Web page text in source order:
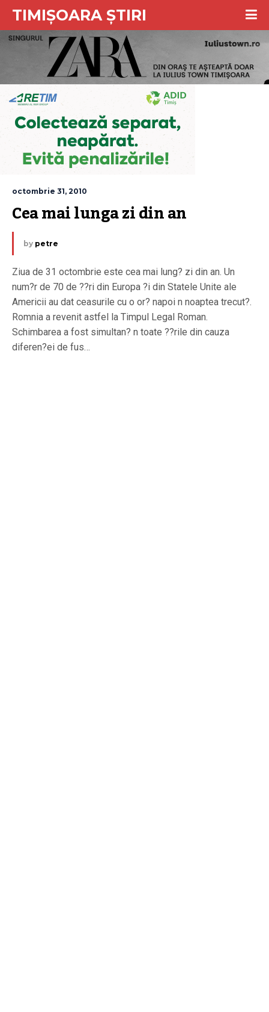
TIMIȘOARA ȘTIRI
octombrie 31, 2010
Cea mai lunga zi din an
by petre
Ziua de 31 octombrie este cea mai lung? zi din an. Un
num?r de 70 de ??ri din Europa ?i din Statele Unite ale
Americii au dat ceasurile cu o or? napoi n noaptea trecut?.
Romnia a revenit astfel la Timpul Legal Roman.
Schimbarea a fost simultan? n toate ??rile din cauza
diferen?ei de fus…